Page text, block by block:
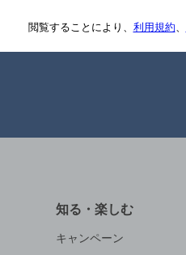
知る・楽しむ
キャンペーン
閲覧することにより、 利用規約、